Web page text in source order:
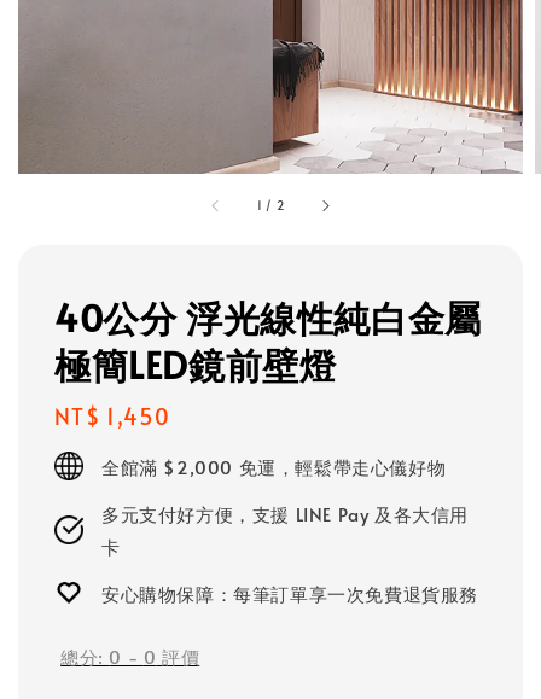
1 / 2
40公分 浮光線性純白金屬
極簡LED鏡前壁燈
Regular
price
NT$ 1,450
全館滿 $2,000 免運，輕鬆帶走心儀好物
多元支付好方便，支援 LINE Pay 及各大信用
卡
安心購物保障：每筆訂單享一次免費退貨服務
總分: 0 - 0 評價